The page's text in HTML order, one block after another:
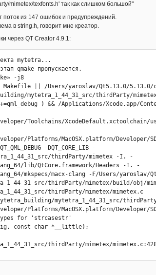
mimetex/texfonts.h' так как слишком большой"
поток из 147 ошибок и предупреждений.
в string.h, говорит мне креатор.
через QT Creator 4.9.1:
mytetra...
qmake пропускается.
-j8
|| /Users/yaroslav/Qt5.13.0/5.13.0/
mytetra_1_44_31_src/thirdParty/
) && /Applications/Xcode.app/
Toolchains/
Platforms/MacOSX.platform/Developer/
-DQT_CORE_LIB -
thirdParty/mimetex -I. -
lib/QtCore.framework/Headers -I. -
mkspecs/macx-clang -F/Users/
thirdParty/mimetex/build/obj/
thirdParty/mimetex/mimetex.c
mytetra_1_44_31_src/thirdParty/
Platforms/MacOSX.platform/Developer/
for 'strcasestr'
const char *__little);
thirdParty/mimetex/
const char *s2);